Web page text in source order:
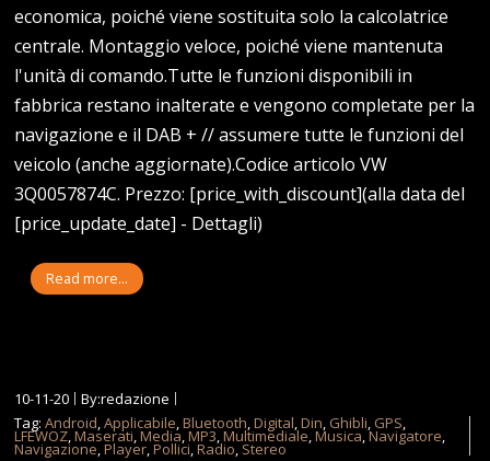
economica, poiché viene sostituita solo la calcolatrice
centrale. Montaggio veloce, poiché viene mantenuta
l'unità di comando.Tutte le funzioni disponibili in
fabbrica restano inalterate e vengono completate per la
navigazione e il DAB + // assumere tutte le funzioni del
veicolo (anche aggiornate).Codice articolo VW
3Q0057874C. Prezzo: [price_with_discount](alla data del
[price_update_date] - Dettagli)
Read more...
10-11-20
By:redazione
Tag:Android ,Applicabile ,Bluetooth ,Digital ,Din Ghibli GPS
LFEWOZ ,Maserati ,Media ,MP3 ,Multimediale ,Musica ,Navigatore
Navigazione ,Player ,Pollici ,Radio Stereo